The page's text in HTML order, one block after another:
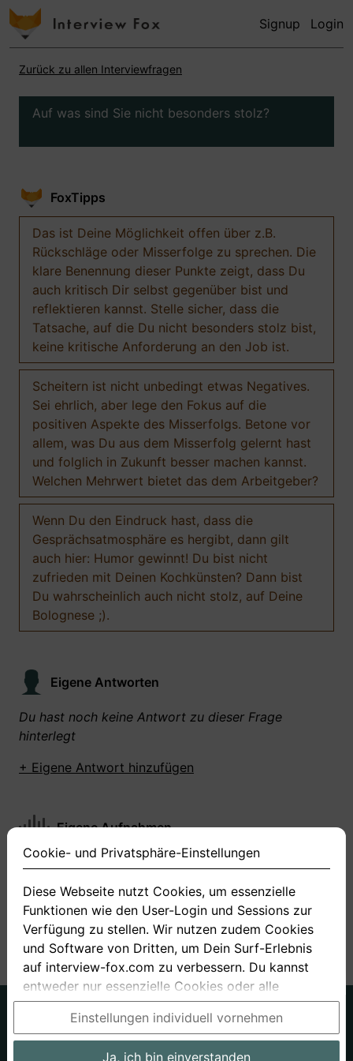
Signup Login
Zurück zu allen Interviewfragen
Auf was sind Sie nicht besonders stolz?
FoxTipps
Das ist Deine Möglichkeit offen über z.B.
Rückschläge oder Misserfolge zu sprechen. Die
klare Benennung dieser Punkte zeigt, dass Du
auch kritisch Dir selbst gegenüber bist und
reflektieren kannst. Stelle sicher, dass die
Tatsache, auf die Du nicht besonders stolz bist,
keine kritische Anforderung an den Job ist.
Scheitern ist nicht unbedingt etwas Negatives.
Sei ehrlich, aber lege den Fokus auf die
positiven Aspekte des Misserfolgs. Betone vor
allem, was Du aus dem Misserfolg gelernt hast
und folglich in Zukunft besser machen kannst.
Welchen Mehrwert bietet das dem Arbeitgeber?
Wenn Du den Eindruck hast, dass die
Gesprächsatmosphäre es hergibt, dann gilt
auch hier: Humor gewinnt! Du bist nicht
zufrieden mit Deinen Kochkünsten? Dann bist
Du wahrscheinlich auch nicht stolz, auf Deine
Bolognese ;).
Eigene Antworten
Du hast noch keine Antwort zu dieser Frage
hinterlegt
+ Eigene Antwort hinzufügen
Eigene Aufnahmen
Du hast zu dieser Frage noch keine Antworten
+ Neue Antwort aufnehmen
Über uns
Datenschutz
AGB
Bewerbungsfragen Preise
Cookie- und Privatsphäre-Einstellungen
Diese Webseite nutzt Cookies, um essenzielle
Funktionen wie den User-Login und Sessions zur
Verfügung zu stellen. Wir nutzen zudem Cookies
und Software von Dritten, um Dein Surf-Erlebnis
auf interview-fox.com zu verbessern. Du kannst
entweder nur essenzielle Cookies oder alle
Cookies akzeptieren. Du kannst Deine
Einstellungen jederzeit in unseren Cookie- und
Privatsphäre-Einstellungen ändern. Dieser Link ist
Einstellungen individuell vornehmen
Ja, ich bin einverstanden